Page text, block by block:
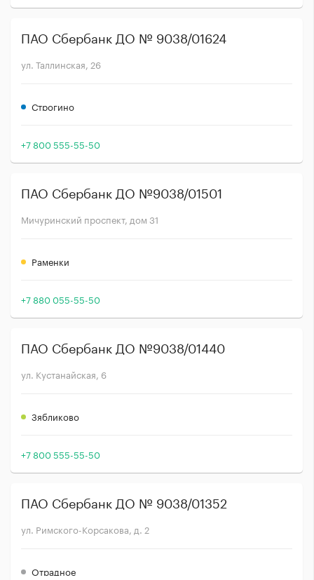
ПАО Сбербанк ДО № 9038/01624
ул. Таллинская, 26
Строгино
+7 800 555-55-50
ПАО Сбербанк ДО №9038/01501
Мичуринский проспект, дом 31
Раменки
+7 880 055-55-50
ПАО Сбербанк ДО №9038/01440
ул. Кустанайская, 6
Зябликово
+7 800 555-55-50
ПАО Сбербанк ДО № 9038/01352
ул. Римского-Корсакова, д. 2
Отрадное